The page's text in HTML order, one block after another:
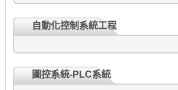
自動化控制系統工程
圖控系統-PLC系統